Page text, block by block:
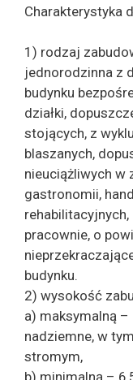
Charakterystyka
1) rodzaj
jednorodzinna z
budynku
działki,
stojących, z
blaszanych,
nieuciążliwych w
gastronomii,
pracownie, o
budynku.
2) wysokość
a) maksymalną
nadziemne, w
stromym,